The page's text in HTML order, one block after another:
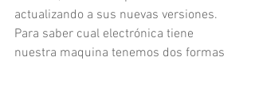
actualizando a sus nuevas versiones.
Para saber cual electrónica tiene
nuestra maquina tenemos dos formas